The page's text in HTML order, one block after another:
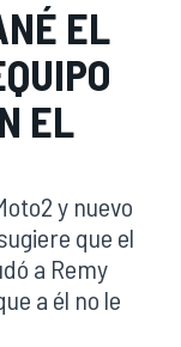
EL
EL
y nuevo
que el
a Remy
a él no le